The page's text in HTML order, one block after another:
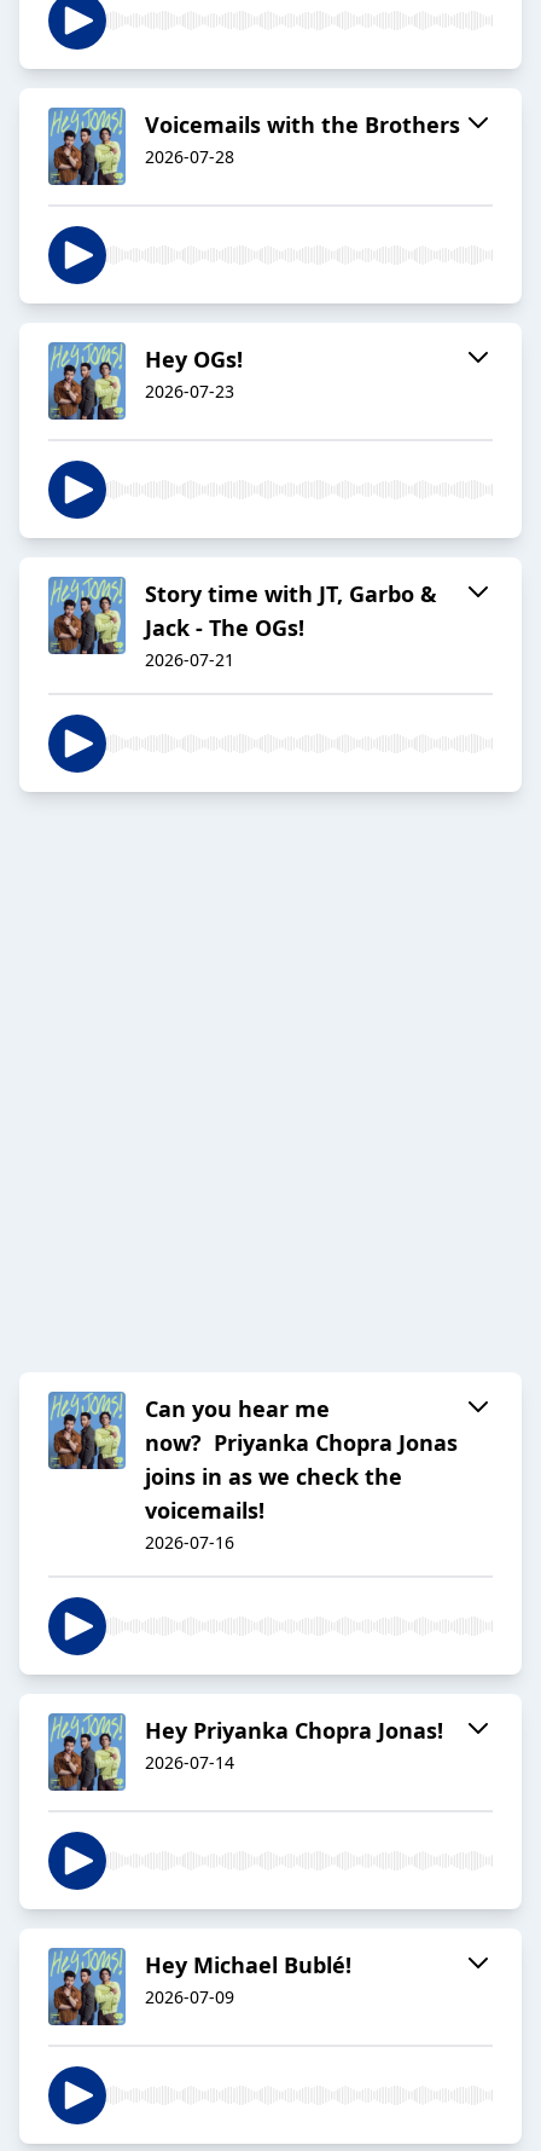
Voicemails with the Brothers
2026-07-28
Hey OGs!
2026-07-23
Story time with JT, Garbo &
Jack - The OGs!
2026-07-21
Can you hear me
now? Priyanka Chopra Jonas
joins in as we check the
voicemails!
2026-07-16
Hey Priyanka Chopra Jonas!
2026-07-14
Hey Michael Bublé!
2026-07-09